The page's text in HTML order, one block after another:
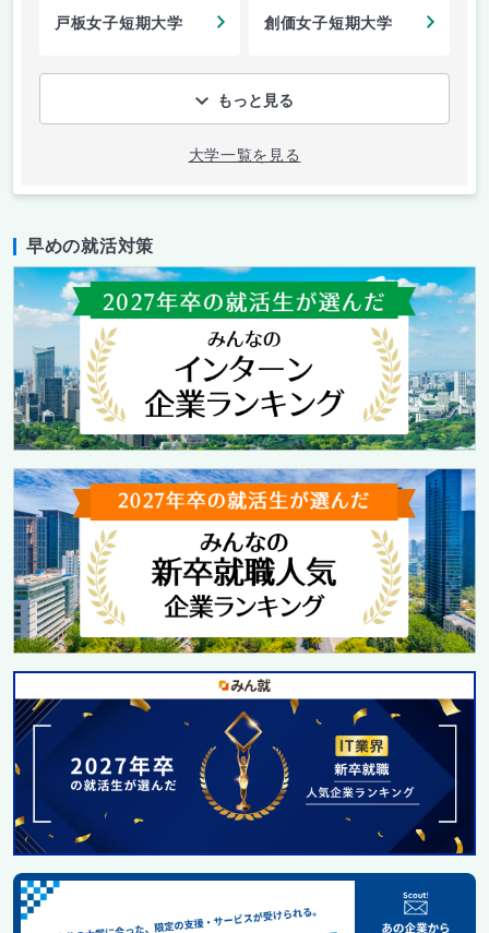
戸板女子短期大学 創価女子短期大学
もっと見る
大学一覧を見る
早めの就活対策